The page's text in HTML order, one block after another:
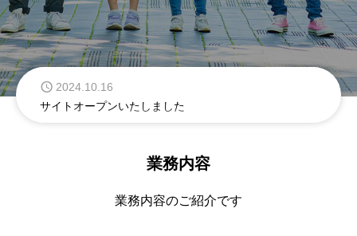
2024.10.16
サイトオープンいたしました
業務内容
業務内容のご紹介です